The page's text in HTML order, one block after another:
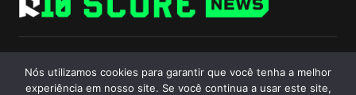
Follow Us
Nós utilizamos cookies para garantir que você tenha a melhor
experiência em nosso site. Se você continua a usar este site,